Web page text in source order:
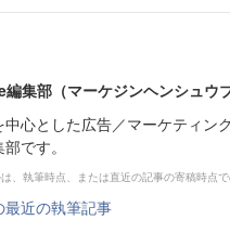
集部（マーケジンヘンシュウブ
中心とした広告／マーケティン
です。
、執筆時点、または直近の記事の寄稿時点
最近の執筆記事